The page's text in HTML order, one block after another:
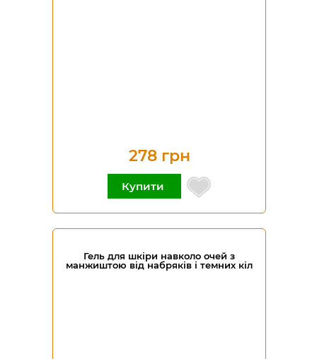
278 грн
Купити
Гель для шкіри навколо очей з
манжиштою від набряків і темних кіл